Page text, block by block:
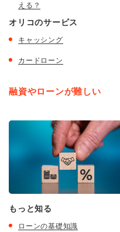
える？
オリコのサービス
キャッシング
カードローン
融資やローンが難しい
もっと知る
ローンの基礎知識